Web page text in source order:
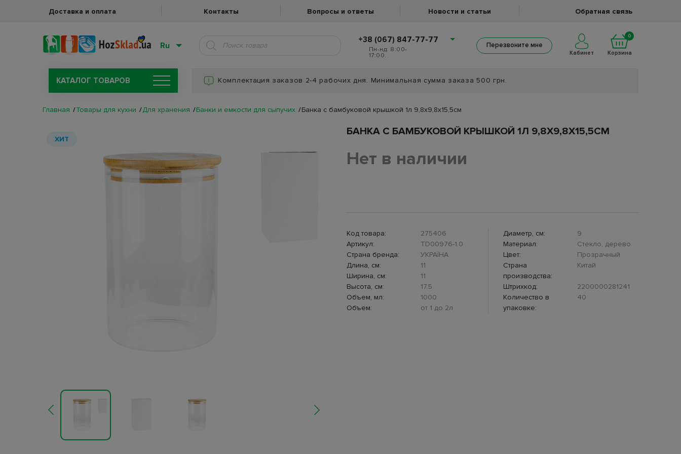
Доставка и оплата Контакты Вопросы и ответы Новости и статьи Обратная связь
Ru
+38 (067) 847-77-77
Пн-нд: 8:00-
17:00.
Перезвоните мне
Кабинет
0
Корзина
КАТАЛОГ ТОВАРОВ Комплектация заказов 2-4 рабочих дня. Минимальная сумма заказа 500 грн.
Главная Товары для кухни Для хранения Банки и емкости для сыпучих Банка с бамбуковой крышкой 1л 9,8х9,8х15,5см
ХИТ
БАНКА С БАМБУКОВОЙ КРЫШКОЙ 1Л 9,8Х9,8Х15,5СМ
Нет в наличии
Код товара:
275406
Артикул:
TD00976-1.0
Страна бренда:
УКРАЇНА
Длина, см:
11
Ширина, см:
11
Высота, см:
17.5
Объем, мл:
1000
Объем:
от 1 до 2л
Диаметр, см:
9
Материал:
Стекло, дерево
Цвет:
Прозрачный
Страна
производства:
Китай
Штрихкод:
2200000281241
Количество в
упаковке:
40